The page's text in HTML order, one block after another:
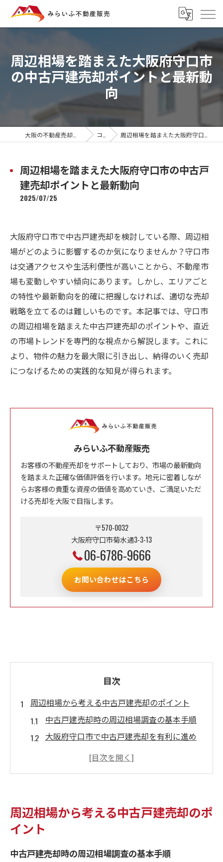
周辺相場を踏まえた大阪府守口市
の中古戸建売却ポイントと最新動
向
コラム 周辺相場を踏まえた大阪府守口市の中古戸建売却ポイントと最新動向
周辺相場を踏まえた大阪府守口市の中古戸
建売却ポイントと最新動向
2025/07/25
大阪府守口市で中古戸建売却を検討している際、周辺相
場がどのように影響するのか気になりませんか？守口市
は交通アクセスや生活利便性が高いことから、不動産市
場も変動しやすい傾向にあります。しかし、エリアごと
の特性や最新動向を的確に把握しなければ、適切な売却
戦略を立てるのは難しいものです。本記事では、守口市
の周辺相場を踏まえた中古戸建売却のポイントや、直近
の市場トレンドを専門的な視点から解説します。これに
より、物件の魅力を最大限に引き出し、納得のいく売却
につなげるための実践的な知見が得られます。
みらいふ不動産販売
お客様の不動産売却をサポートしており、市場の最新動向
を踏まえた正確な価値評価を行います。地元に密着しなが
らお客様の貴重な資産の価値を高めていき、ご満足いただ
ける売却を大阪で目指します。
〒570-0032
大阪府守口市菊水通3-3-13
06-6786-9666
お問い合わせはこちら
目次
周辺相場から考える中古戸建売却のポイント
中古戸建売却時の周辺相場調査の基本手順
大阪府守口市で中古戸建売却を有利に進め
強み
周辺相場から考える中古戸建売却のポ
イント
中古戸建売却時の周辺相場調査の基本手順